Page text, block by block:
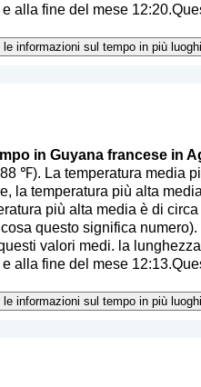
alla fine del mese
informazioni sul tempo in più
in Guyana francese in
℉). La temperatura media
la temperatura più alta
più alta media è di
questo significa numero).
valori medi. la
alla fine del mese
informazioni sul tempo in più